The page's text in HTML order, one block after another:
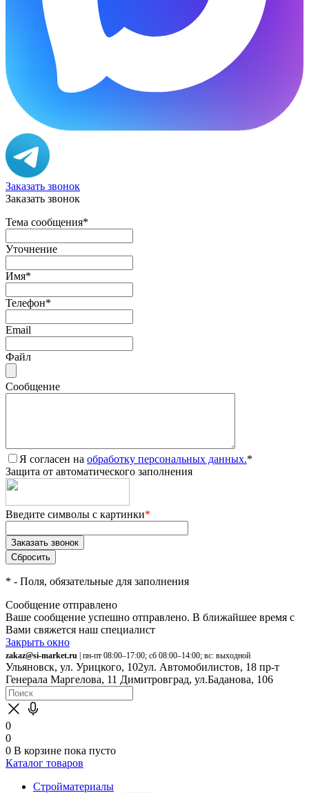
Заказать звонок
Заказать звонок
Тема сообщения*
Уточнение
Имя*
Телефон*
Email
Файл
Сообщение
Я согласен на обработку персональных данных.*
Защита от автоматического заполнения
Введите символы с картинки*
* - Поля, обязательные для заполнения
Сообщение отправлено
Ваше сообщение успешно отправлено. В ближайшее время с
Вами свяжется наш специалист
Закрыть окно
zakaz@si-market.ru | пн-пт 08:00–17:00; сб 08:00–14:00; вс: выходной
Ульяновск, ул. Урицкого, 102ул. Автомобилистов, 18 пр-т
Генерала Маргелова, 11 Димитровград, ул.Баданова, 106
0
0
0 В корзине пока пусто
Каталог товаров
Стройматериалы